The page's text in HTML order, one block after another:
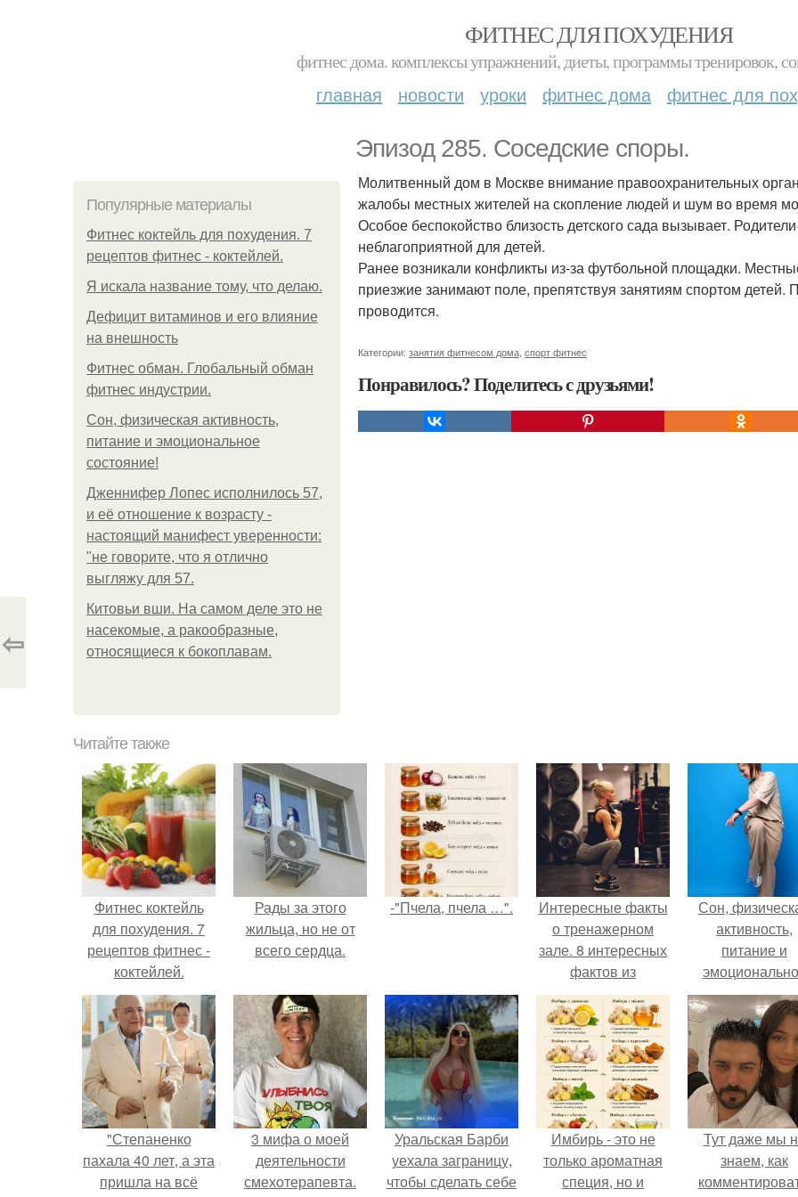
ФИТНЕС ДЛЯ ПОХУДЕНИЯ
фитнес дома. комплексы упражнений, диеты, программы тренировок,
главная новости уроки фитнес дома фитнес для
Эпизод 285. Соседские споры.
Популярные материалы
Фитнес коктейль для похудения. 7
рецептов фитнес - коктейлей.
Я искала название тому, что делаю.
Дефицит витаминов и его влияние
на внешность
Фитнес обман. Глобальный обман
фитнес индустрии.
Сон, физическая активность,
питание и эмоциональное
состояние!
Дженнифер Лопес исполнилось 57,
и её отношение к возрасту -
настоящий манифест уверенности:
"не говорите, что я отлично
выгляжу для 57.
Китовьи вши. На самом деле это не
насекомые, а ракообразные,
относящиеся к бокоплавам.
Молитвенный дом в Москве внимание правоохранительных
жалобы местных жителей на скопление людей и шум во время
Особое беспокойство близость детского сада вызывает.
неблагоприятной для детей.
Ранее возникали конфликты из-за футбольной площадки.
приезжие занимают поле, препятствуя занятиям спортом детей.
проводится.
Категории: занятия фитнесом дома спорт фитнес
Понравилось? Поделитесь с друзьями!
⇦
Читайте также
Фитнес коктейль
для похудения. 7
рецептов фитнес -
коктейлей.
Рады за этого
жильца, но не от
всего сердца.
-"Пчела, пчела …".
Интересные факты
о тренажерном
зале. 8 интересных
фактов из
тренажерного зала.
Сон,
активность,
питание и
состояние!
"Степаненко
пахала 40 лет, а эта
пришла на всё
3 мифа о моей
деятельности
смехотерапевта.
Уральская Барби
уехала заграницу,
чтобы сделать себе
Имбирь - это не
только ароматная
специя, но и
Тут даже мы
знаем, как